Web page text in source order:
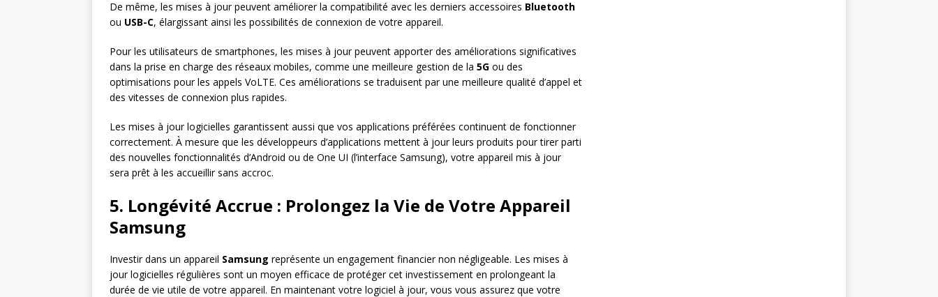
De même, les mises à jour peuvent améliorer la compatibilité avec les derniers accessoires Bluetooth
ou USB-C, élargissant ainsi les possibilités de connexion de votre appareil.
Pour les utilisateurs de smartphones, les mises à jour peuvent apporter des améliorations significatives
dans la prise en charge des réseaux mobiles, comme une meilleure gestion de la 5G ou des
optimisations pour les appels VoLTE. Ces améliorations se traduisent par une meilleure qualité d’appel et
des vitesses de connexion plus rapides.
Les mises à jour logicielles garantissent aussi que vos applications préférées continuent de fonctionner
correctement. À mesure que les développeurs d’applications mettent à jour leurs produits pour tirer parti
des nouvelles fonctionnalités d’Android ou de One UI (l’interface Samsung), votre appareil mis à jour
sera prêt à les accueillir sans accroc.
5. Longévité Accrue : Prolongez la Vie de Votre Appareil
Samsung
Investir dans un appareil Samsung représente un engagement financier non négligeable. Les mises à
jour logicielles régulières sont un moyen efficace de protéger cet investissement en prolongeant la
durée de vie utile de votre appareil. En maintenant votre logiciel à jour, vous vous assurez que votre